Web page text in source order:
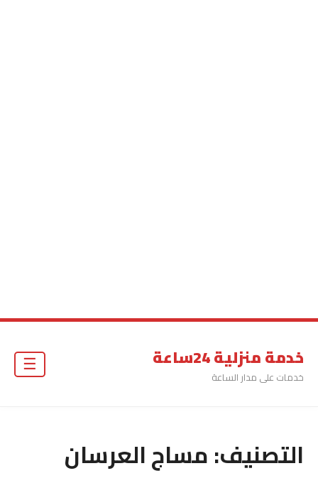
خدمة منزلية 24ساعة
خدمات على مدار الساعة
☰
التصنيف:مساج العرسان